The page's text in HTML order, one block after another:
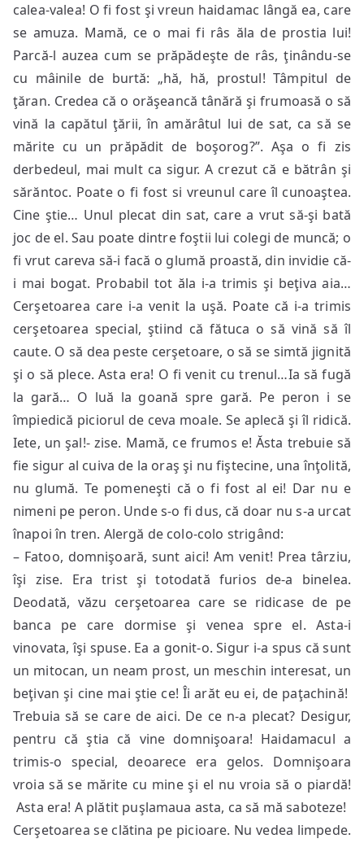
calea-valea! O fi fost şi vreun haidamac lângă ea, care
se amuza. Mamă, ce o mai fi râs ăla de prostia lui!
Parcă-l auzea cum se prăpădeşte de râs, ţinându-se
cu mâinile de burtă: „hă, hă, prostul! Tâmpitul de
ţăran. Credea că o orăşeancă tânără şi frumoasă o să
vină la capătul ţării, în amărâtul lui de sat, ca să se
mărite cu un prăpădit de boşorog?”. Aşa o fi zis
derbedeul, mai mult ca sigur. A crezut că e bătrân şi
sărăntoc. Poate o fi fost si vreunul care îl cunoaştea.
Cine ştie… Unul plecat din sat, care a vrut să-şi bată
joc de el. Sau poate dintre foştii lui colegi de muncă; o
fi vrut careva să-i facă o glumă proastă, din invidie că-
i mai bogat. Probabil tot ăla i-a trimis şi beţiva aia…
Cerşetoarea care i-a venit la uşă. Poate că i-a trimis
cerşetoarea special, ştiind că fătuca o să vină să îl
caute. O să dea peste cerşetoare, o să se simtă jignită
şi o să plece. Asta era! O fi venit cu trenul…Ia să fugă
la gară… O luă la goană spre gară. Pe peron i se
împiedică piciorul de ceva moale. Se aplecă şi îl ridică.
Iete, un şal!- zise. Mamă, ce frumos e! Ăsta trebuie să
fie sigur al cuiva de la oraş şi nu fiştecine, una înţolită,
nu glumă. Te pomeneşti că o fi fost al ei! Dar nu e
nimeni pe peron. Unde s-o fi dus, că doar nu s-a urcat
înapoi în tren. Alergă de colo-colo strigând:
– Fatoo, domnişoară, sunt aici! Am venit! Prea târziu,
îşi zise. Era trist şi totodată furios de-a binelea.
Deodată, văzu cerşetoarea care se ridicase de pe
banca pe care dormise şi venea spre el. Asta-i
vinovata, îşi spuse. Ea a gonit-o. Sigur i-a spus că sunt
un mitocan, un neam prost, un meschin interesat, un
beţivan şi cine mai ştie ce! Îi arăt eu ei, de paţachină!
Trebuia să se care de aici. De ce n-a plecat? Desigur,
pentru că ştia că vine domnişoara! Haidamacul a
trimis-o special, deoarece era gelos. Domnişoara
vroia să se mărite cu mine şi el nu vroia să o piardă!
Asta era! A plătit puşlamaua asta, ca să mă saboteze!
Cerşetoarea se clătina pe picioare. Nu vedea limpede.